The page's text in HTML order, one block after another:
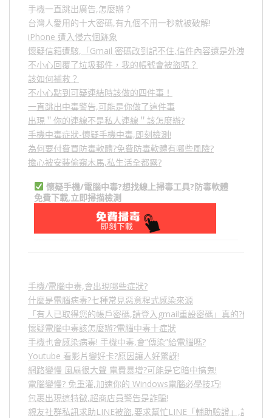
手機一直跳出廣告,怎麼辦？
台灣人愛用的十大密碼,有九個不用一秒就被破解!
iPhone 遭入侵六個跡象
懷疑信箱遭駭,「Gmail 密碼改到記不住,信件內容還是外洩？」,
不小心回覆了垃圾郵件，我的帳號會被盜嗎？
該如何補救？
不小心點到可疑連結時該做的四件事！
一直跳出中毒警告,可能是你做了這件事
出現＂你的連線不是私人連線＂該怎麼辦?
手機中毒症狀-懷疑手機中毒,即刻檢測!
為何要付費買防毒軟體?免費防毒軟體有哪些風險?
擔心被安裝偷窺木馬,私生活全都露?
懷疑手機/電腦中毒?想找線上掃毒工具?防毒軟體
免費下載,立即掃描檢測
手機/電腦中毒,會出現哪些症狀?
什麼是電腦病毒?七種常見惡意程式感染來源
「有人已取得您的帳戶密碼,請登入gmail重設密碼」真的?假的?5
懷疑電腦中毒該怎麼辦?電腦中毒十症狀
手機也會感染病毒! 手機中毒,會”傳染”給電腦嗎?
Youtube 看影片變好卡?原因讓人好驚訝!
網路變慢 風扇很大聲 電費暴增?可能是它暗中搞鬼!
電腦變慢? 免重灌,加速你的 Windows電腦必學技巧!
包裹出現這特徵,超商店員警告是詐騙!
親友社群私訊求助LINE被盜,要求幫忙LINE「輔助驗證」,詐騙